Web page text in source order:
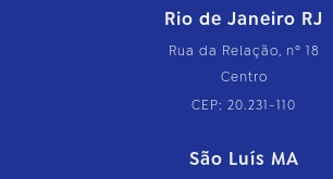
Rio de Janeiro RJ
Rua da Relação, nº 18
Centro
CEP: 20.231-110
São Luís MA